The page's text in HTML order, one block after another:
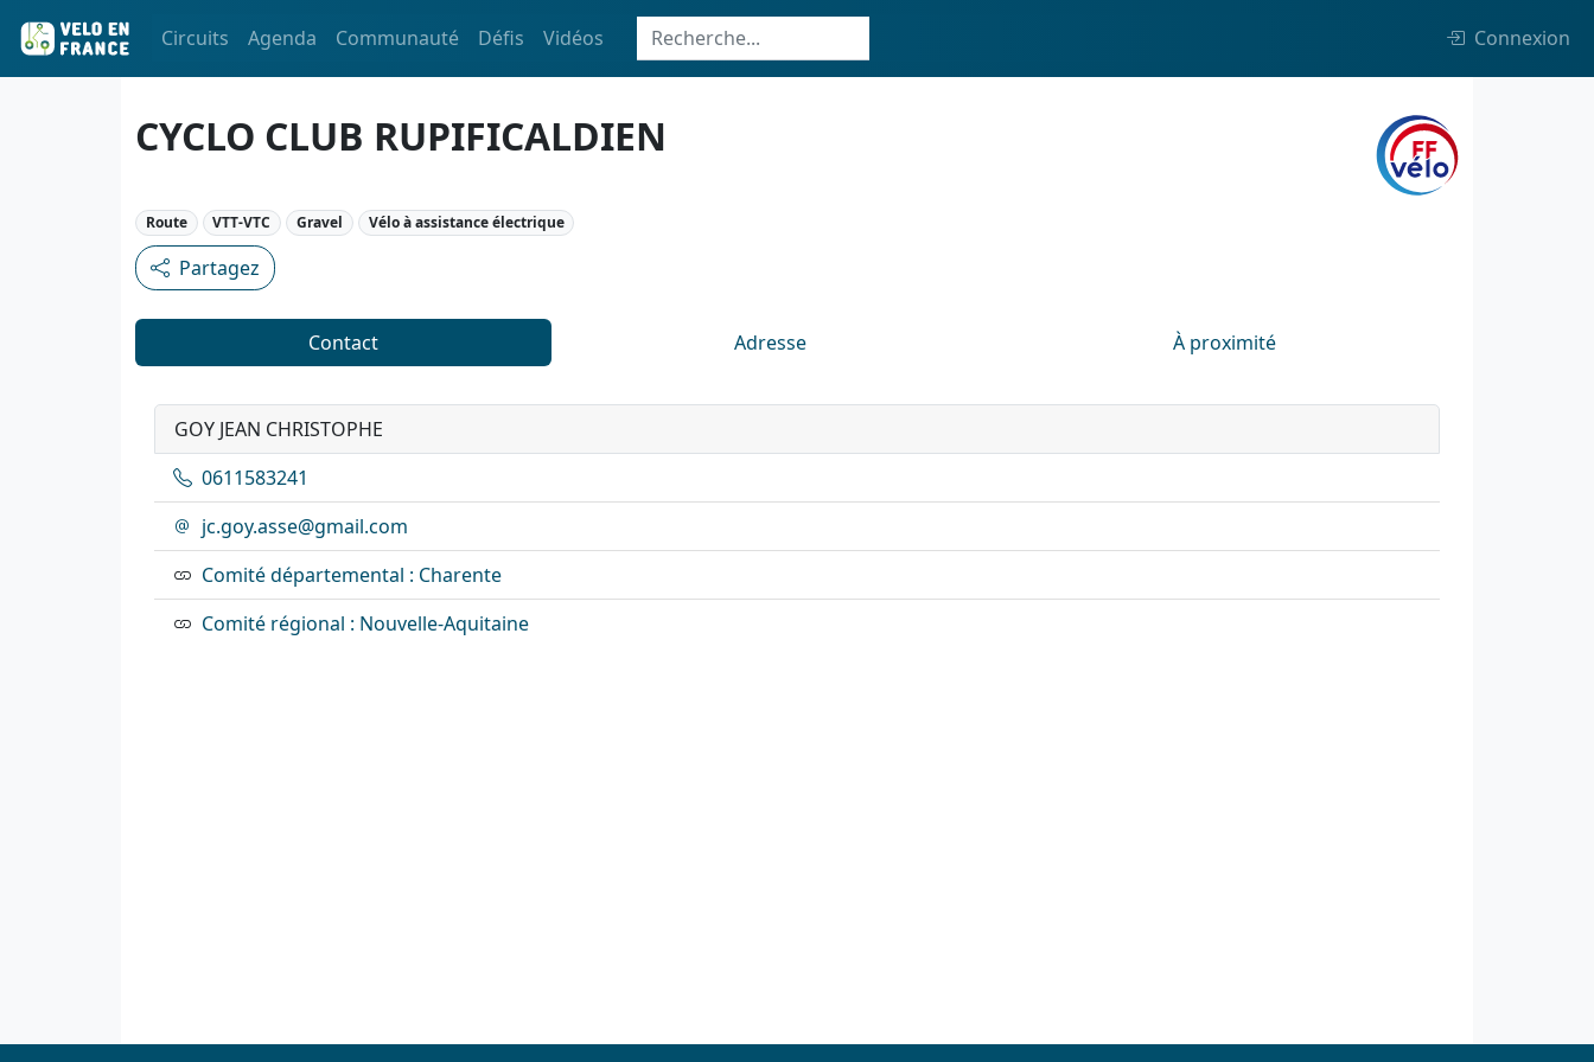
Circuits Agenda Communauté Défis Vidéos Connexion
CYCLO CLUB RUPIFICALDIEN
Route VTT-VTC Gravel Vélo à assistance électrique
Partagez
Contact Adresse À proximité
GOY JEAN CHRISTOPHE
0611583241
jc.goy.asse@gmail.com
Comité départemental : Charente
Comité régional : Nouvelle-Aquitaine